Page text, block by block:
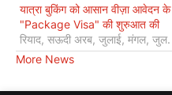
यात्रा बुकिंग को आसान वीज़ा आवेदन
"Package Visa" की शुरुआत की
रियाद, सऊदी अरब, जुलाई, मंगल,
More News